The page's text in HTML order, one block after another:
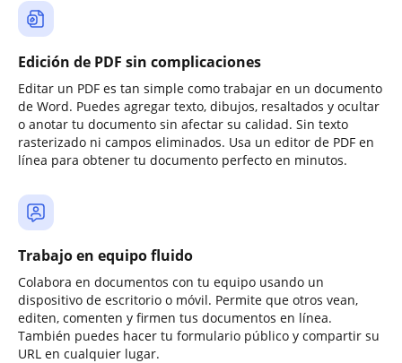
Edición de PDF sin complicaciones
Editar un PDF es tan simple como trabajar en un documento
de Word. Puedes agregar texto, dibujos, resaltados y ocultar
o anotar tu documento sin afectar su calidad. Sin texto
rasterizado ni campos eliminados. Usa un editor de PDF en
línea para obtener tu documento perfecto en minutos.
Trabajo en equipo fluido
Colabora en documentos con tu equipo usando un
dispositivo de escritorio o móvil. Permite que otros vean,
editen, comenten y firmen tus documentos en línea.
También puedes hacer tu formulario público y compartir su
URL en cualquier lugar.